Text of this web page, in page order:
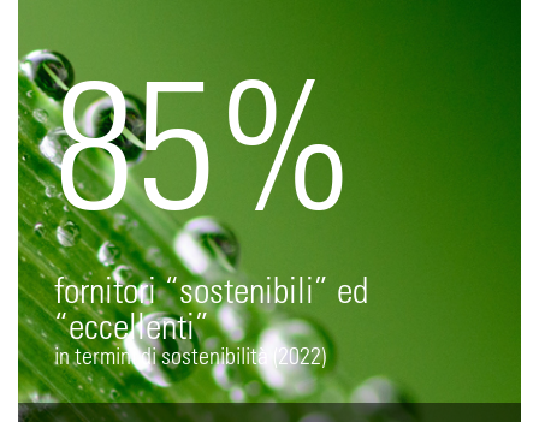
85%
fornitori “sostenibili” ed
“eccellenti”
in termini di sostenibilità (2022)